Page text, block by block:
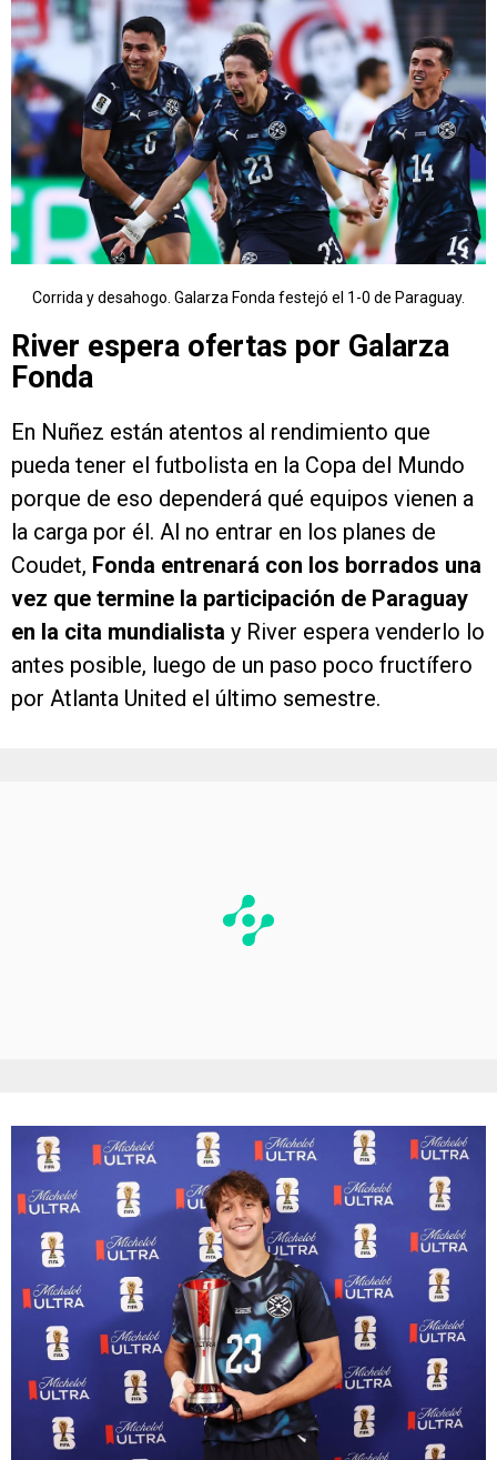
Corrida y desahogo. Galarza Fonda festejó el 1-0 de Paraguay.
River espera ofertas por Galarza
Fonda
En Nuñez están atentos al rendimiento que
pueda tener el futbolista en la Copa del Mundo
porque de eso dependerá qué equipos vienen a
la carga por él. Al no entrar en los planes de
Coudet, Fonda entrenará con los borrados una
vez que termine la participación de Paraguay
en la cita mundialista y River espera venderlo lo
antes posible, luego de un paso poco fructífero
por Atlanta United el último semestre.